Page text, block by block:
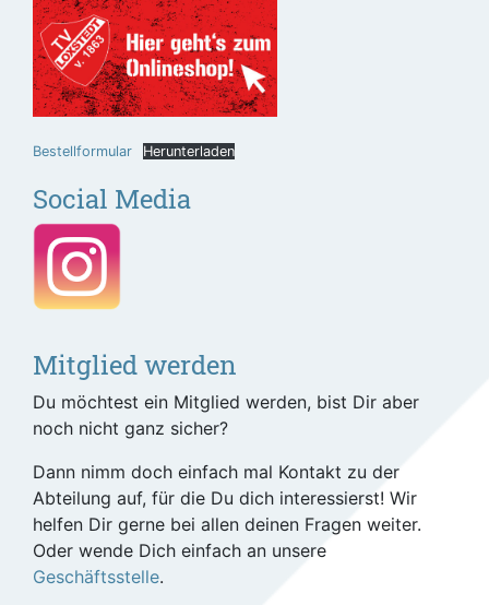
Bestellformular Herunterladen
Social Media
Mitglied werden
Du möchtest ein Mitglied werden, bist Dir aber
noch nicht ganz sicher?
Dann nimm doch einfach mal Kontakt zu der
Abteilung auf, für die Du dich interessierst! Wir
helfen Dir gerne bei allen deinen Fragen weiter.
Oder wende Dich einfach an unsere
Geschäftsstelle.